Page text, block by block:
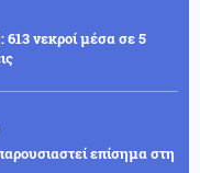
613 νεκροί μέσα σε 5
επίσημα στη